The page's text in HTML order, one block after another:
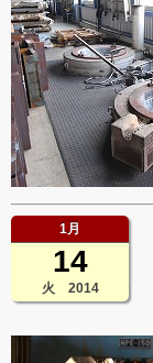
1月
14
火 2014